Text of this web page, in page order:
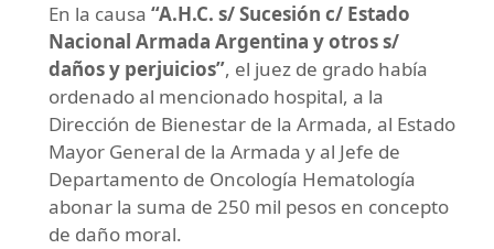
En la causa “A.H.C. s/ Sucesión c/ Estado
Nacional Armada Argentina y otros s/
daños y perjuicios”, el juez de grado había
ordenado al mencionado hospital, a la
Dirección de Bienestar de la Armada, al Estado
Mayor General de la Armada y al Jefe de
Departamento de Oncología Hematología
abonar la suma de 250 mil pesos en concepto
de daño moral.